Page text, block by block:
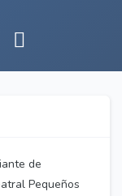
de
Pequeños